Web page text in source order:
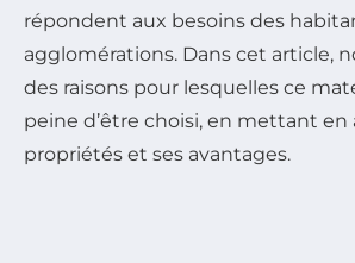
répondent aux besoins des
agglomérations. Dans cet article,
des raisons pour lesquelles ce
peine d’être choisi, en mettant en
propriétés et ses avantages.